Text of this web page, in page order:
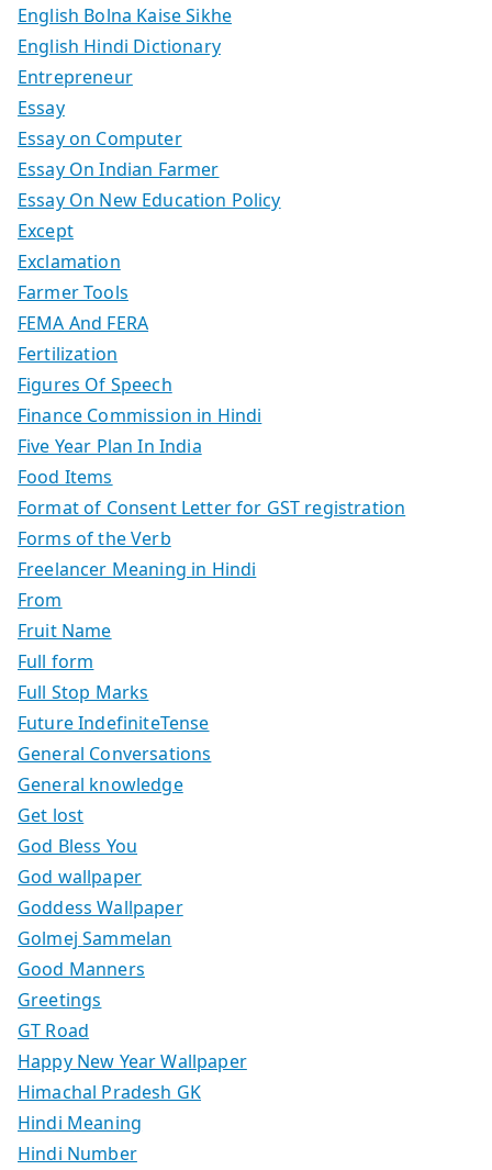
English Bolna Kaise Sikhe
English Hindi Dictionary
Entrepreneur
Essay
Essay on Computer
Essay On Indian Farmer
Essay On New Education Policy
Except
Exclamation
Farmer Tools
FEMA And FERA
Fertilization
Figures Of Speech
Finance Commission in Hindi
Five Year Plan In India
Food Items
Format of Consent Letter for GST registration
Forms of the Verb
Freelancer Meaning in Hindi
From
Fruit Name
Full form
Full Stop Marks
Future IndefiniteTense
General Conversations
General knowledge
Get lost
God Bless You
God wallpaper
Goddess Wallpaper
Golmej Sammelan
Good Manners
Greetings
GT Road
Happy New Year Wallpaper
Himachal Pradesh GK
Hindi Meaning
Hindi Number